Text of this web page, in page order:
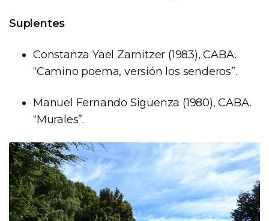
Suplentes
Constanza Yael Zarnitzer (1983), CABA.
“Camino poema, versión los senderos”.
Manuel Fernando Sigüenza (1980), CABA.
“Murales”.